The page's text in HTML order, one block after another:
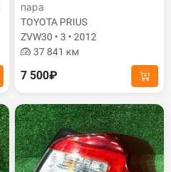
пара
TOYOTA PRIUS
ZVW30 • 3 • 2012
37 841 км
7 500₽